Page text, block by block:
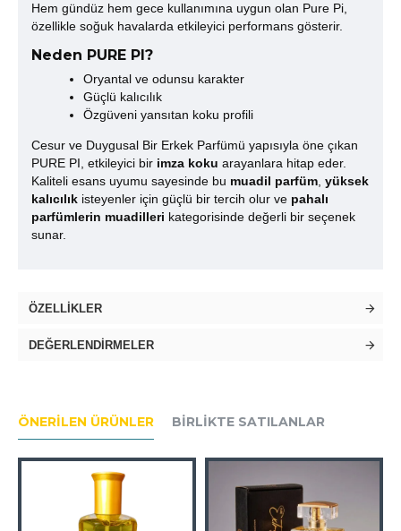
Hem gündüz hem gece kullanımına uygun olan Pure Pi,
özellikle soğuk havalarda etkileyici performans gösterir.
Neden PURE PI?
Oryantal ve odunsu karakter
Güçlü kalıcılık
Özgüveni yansıtan koku profili
Cesur ve Duygusal Bir Erkek Parfümü yapısıyla öne çıkan
PURE PI, etkileyici bir imza koku arayanlara hitap eder.
Kaliteli esans uyumu sayesinde bu muadil parfüm yüksek
kalıcılık isteyenler için güçlü bir tercih olur ve pahalı
parfümlerin muadilleri kategorisinde değerli bir seçenek
sunar.
ÖZELLIKLER
DEĞERLENDIRMELER
ÖNERILEN ÜRÜNLER BIRLIKTE SATILANLAR